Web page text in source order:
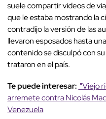
suele compartir videos de
que le estaba mostrando la
contradijo la versión de las
llevaron esposados hasta
contenido se disculpó con
trataron en el país.
Te puede interesar: "Viejo
arremete contra Nicolás
Venezuela